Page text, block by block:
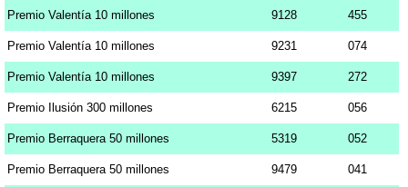
Premio Valentía 10 millones 9128 455
Premio Valentía 10 millones 9231 074
Premio Valentía 10 millones 9397 272
Premio Ilusión 300 millones 6215 056
Premio Berraquera 50 millones 5319 052
Premio Berraquera 50 millones 9479 041